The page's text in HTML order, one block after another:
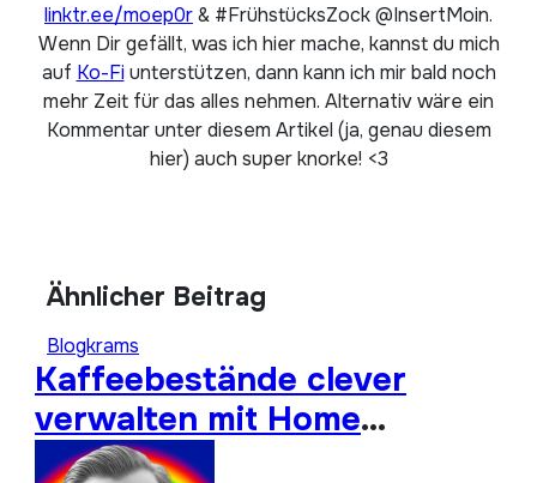
linktr.ee/moep0r& #FrühstücksZock @InsertMoin.
Wenn Dir gefällt, was ich hier mache, kannst du mich
auf Ko-Fiunterstützen, dann kann ich mir bald noch
mehr Zeit für das alles nehmen. Alternativ wäre ein
Kommentar unter diesem Artikel (ja, genau diesem
hier) auch super knorke! <3
Ähnlicher Beitrag
Blogkrams
Kaffeebestände clever
verwalten mit Home
Assistant